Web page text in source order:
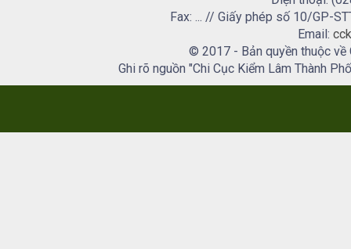
Fax: ... // Giấy phép số 10/GP-
Email:
© 2017 - Bản quyền thuộc về
Ghi rõ nguồn "Chi Cục Kiểm Lâm Thành